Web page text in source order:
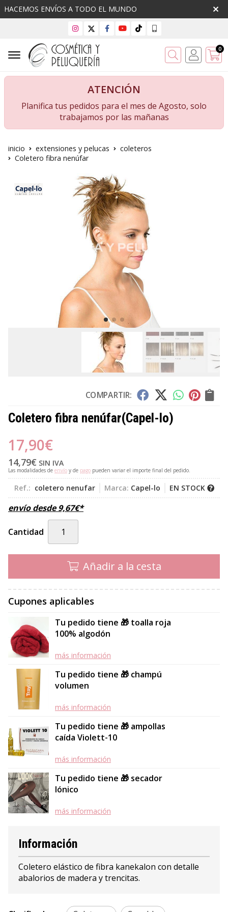
HACEMOS ENVÍOS A TODO EL MUNDO
Buscar 0
ATENCIÓN
Planifica tus pedidos para el mes de Agosto, solo
trabajamos por las mañanas
inicio extensiones y pelucas
coleteros
Coletero fibra nenúfar
COMPARTIR:
Coletero fibra nenúfar(Capel-lo)
17,90€
14,79€ SIN IVA
Las modalidades de envío y de pago pueden variar el importe final del pedido.
Ref.: coletero nenufar Marca: Capel-lo EN STOCK
envío desde9,67€*
Cantidad
Añadir a la cesta
Cupones aplicables
Tu pedido tiene 🎁 toalla roja
100% algodón
más información
Tu pedido tiene 🎁 champú
volumen
más información
Tu pedido tiene 🎁 ampollas
caída Violett-10
más información
Tu pedido tiene 🎁 secador
Iónico
más información
Información
Coletero elástico de fibra kanekalon con detalle
abalorios de madera y trencitas.